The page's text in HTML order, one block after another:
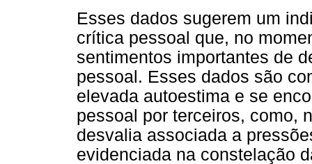
Esses dados sugerem um
crítica pessoal que, no
sentimentos importantes de
pessoal. Esses dados são
elevada autoestima e se
pessoal por terceiros, como,
desvalia associada a
evidenciada na constelação